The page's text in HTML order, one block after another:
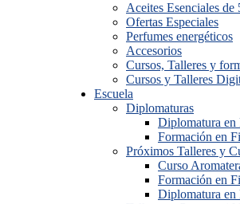
Aceites Esenciales de
Ofertas Especiales
Perfumes energéticos
Accesorios
Cursos, Talleres y
Cursos y Talleres
Escuela
Diplomaturas
Diplomatura en
Formación en
Próximos Talleres y
Curso
Formación en
Diplomatura en